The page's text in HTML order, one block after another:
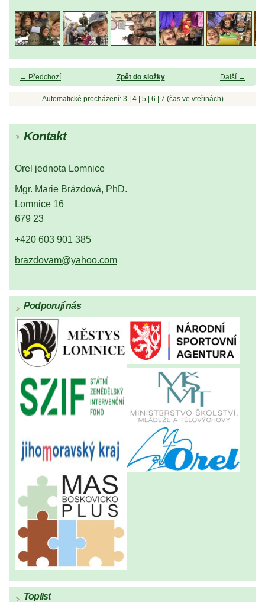
← Předchozí Další →
Zpět do složky
Automatické procházení: 3 4| 5| 6 7 (čas ve vteřinách)
Kontakt
Orel jednota Lomnice
Mgr. Marie Brázdová, PhD.
Lomnice 16
679 23
+420 603 901 385
brazdovam@yahoo.com
Podporují nás
Toplist